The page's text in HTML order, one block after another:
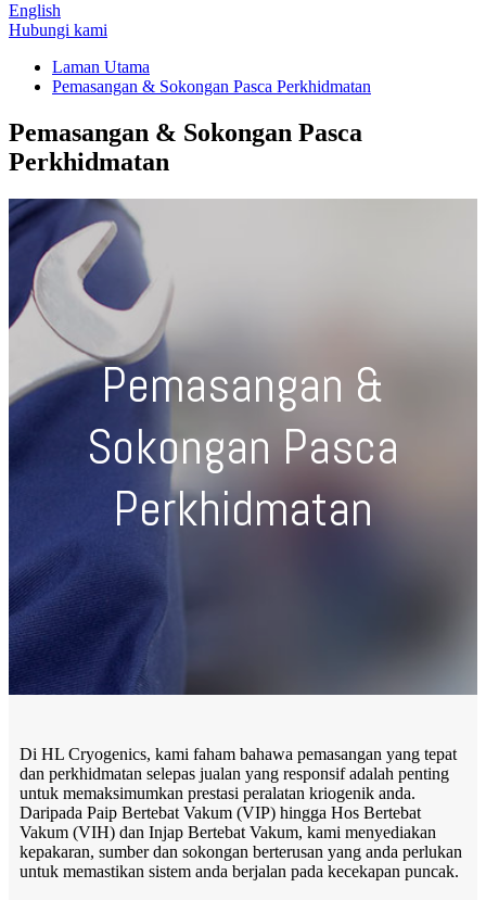
English
Hubungi kami
Laman Utama
Pemasangan & Sokongan Pasca Perkhidmatan
Pemasangan & Sokongan Pasca
Perkhidmatan
Pemasangan &
Sokongan Pasca
Perkhidmatan
Di HL Cryogenics, kami faham bahawa pemasangan yang tepat
dan perkhidmatan selepas jualan yang responsif adalah penting
untuk memaksimumkan prestasi peralatan kriogenik anda.
Daripada Paip Bertebat Vakum (VIP) hingga Hos Bertebat
Vakum (VIH) dan Injap Bertebat Vakum, kami menyediakan
kepakaran, sumber dan sokongan berterusan yang anda perlukan
untuk memastikan sistem anda berjalan pada kecekapan puncak.